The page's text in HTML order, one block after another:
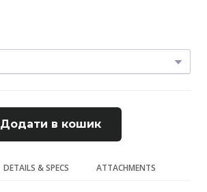
Додати в кошик
DETAILS & SPECS ATTACHMENTS